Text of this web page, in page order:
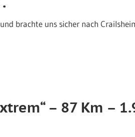
brachte uns sicher nach
– 87 Km –